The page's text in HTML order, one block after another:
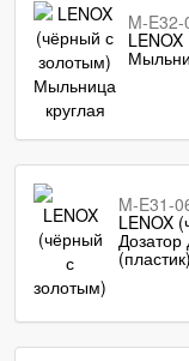
M-E32-
M-E31-
LENOX
(пластик)